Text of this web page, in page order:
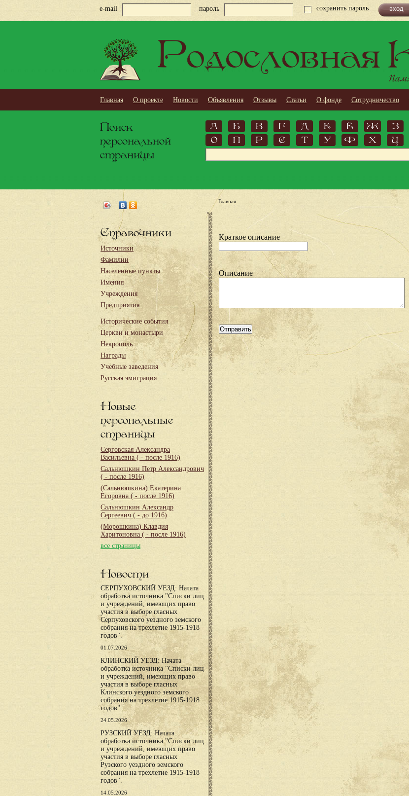
e-mail пароль сохранить пароль
Родословная
Главная О проекте Новости Объявления Отзывы Статьи О фонде Сотрудничество
Поиск
персональной
страницы
А Б В Г Д Е Ё Ж З
О
П Р С Т У Ф Х Ц
Справочники
Источники
Фамилии
Населенные пункты
Имения
Учреждения
Предприятия
Исторические события
Церкви и монастыри
Некрополь
Награды
Учебные заведения
Русская эмиграция
Новые
персональные
страницы
Серговская Александра
Васильевна ( - после 1916)
Сальнюшкин Петр Александрович
( - после 1916)
(Сальнюшкина) Екатерина
Егоровна ( - после 1916)
Сальнюшкин Александр
Сергеевич ( - до 1916)
(Морошкина) Клавдия
Харитоновна ( - после 1916)
все страницы
Новости
СЕРПУХОВСКИЙ УЕЗД: Начата
обработка источника "Списки лиц
и учреждений, имеющих право
участия в выборе гласных
Серпуховского уездного земского
собрания на трехлетие 1915-1918
годов".
01.07.2026
КЛИНСКИЙ УЕЗД: Начата
обработка источника "Списки лиц
и учреждений, имеющих право
участия в выборе гласных
Клинского уездного земского
собрания на трехлетие 1915-1918
годов".
24.05.2026
РУЗСКИЙ УЕЗД: Начата
обработка источника "Списки лиц
и учреждений, имеющих право
участия в выборе гласных
Рузского уездного земского
собрания на трехлетие 1915-1918
годов".
14.05.2026
Главная
Краткое описание
Описание